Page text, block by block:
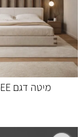
מיטה דגם CATREE